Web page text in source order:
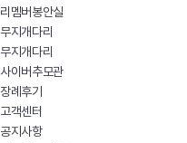
리멤버봉안실
무지개다리
무지개다리
사이버추모관
장례후기
고객센터
공지사항